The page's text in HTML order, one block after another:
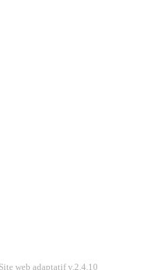
web adaptatif v.2.4.10